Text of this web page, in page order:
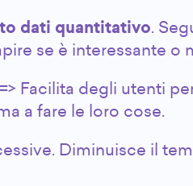
dati quantitativo.
se è interessante o
Facilita degli utenti
a fare le loro cose.
Diminuisce il